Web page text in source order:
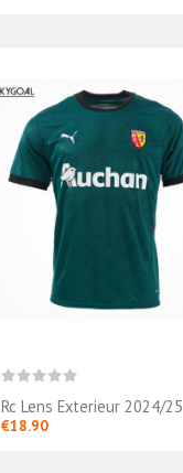
Rc Lens Exterieur 2024/25
€18.90